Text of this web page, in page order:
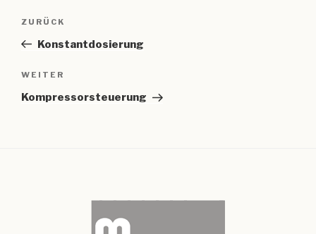
Beitragsnavigation
Vorheriger
Beitrag
ZURÜCK
Konstantdosierung
Nächster
Beitrag
WEITER
Kompressorsteuerung